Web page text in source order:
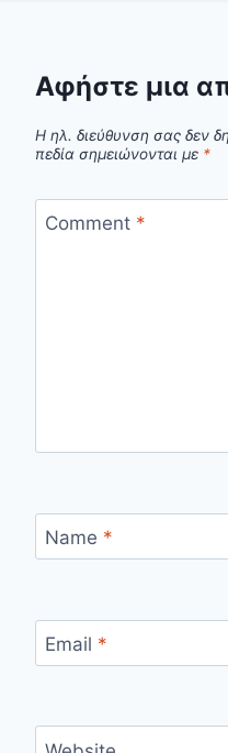
Αφήστε μια
Η ηλ. διεύθυνση σας δεν
πεδία σημειώνονται με *
Comment *
Name *
Email *